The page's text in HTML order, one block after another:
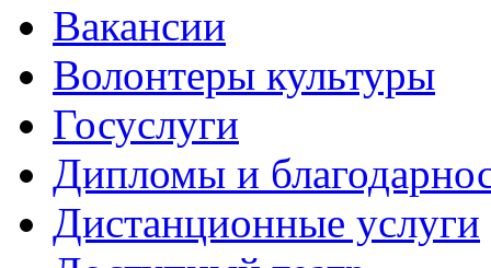
Вакансии
Волонтеры культуры
Госуслуги
Дипломы и
Дистанционные услуги